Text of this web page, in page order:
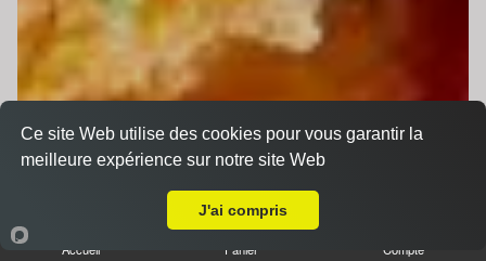
Accueil Panier Compte
Ce site Web utilise des cookies pour vous garantir la
meilleure expérience sur notre site Web
J'ai compris